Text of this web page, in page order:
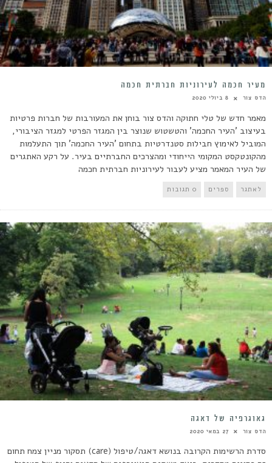
מעיר חכמה לעירוניות חברתית חכמה
הדס צור 8 ביולי 2020
מאמר חדש של טלי חתוקה והדס צור בוחן את המעורבות של חברות פרטיות
בעיצוב 'העיר החכמה' והטשטוש שנוצר בין המגזר הפרטי למגזר הציבורי,
המוביל לאימוץ חבילות סטנדרטיות בתחום 'העיר החכמה' תוך התעלמות
מהקונטקסט המקומי הייחודי ומהצרכים החברתיים בעיר. על רקע האתגרים
של העיר המאמר מציע לעבור לעירוניות חברתית חכמה
לאתגר ספרים 0 תגובות
גאוגרפיה של דאגה
הדס צור 27 במאי 2020
סדרת הרשימות הקרובה בנושא דאגה/טיפול (care) תסקור מניין צמח תחום